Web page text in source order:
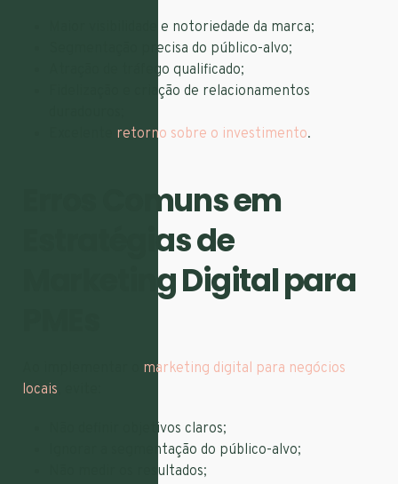
Maior visibilidade e notoriedade da marca;
Segmentação precisa do público-alvo;
Atração de tráfego qualificado;
Fidelização e criação de relacionamentos
retorno sobre o investimento.
Erros Comuns em
Estratégias de
Marketing Digital para
marketing digital para negócios
locais
Não definir objetivos claros;
Ignorar a segmentação do público-alvo;
Não medir os resultados;